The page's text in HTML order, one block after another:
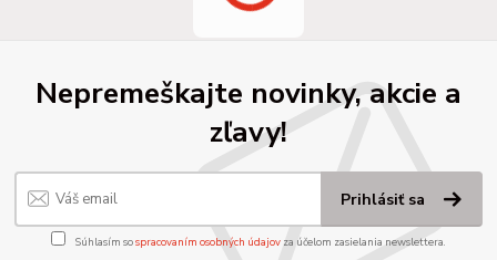
Nepremeškajte novinky, akcie a
zľavy!
Prihlásiť sa
Súhlasím sospracovaním osobných údajov za účelom zasielania newslettera.